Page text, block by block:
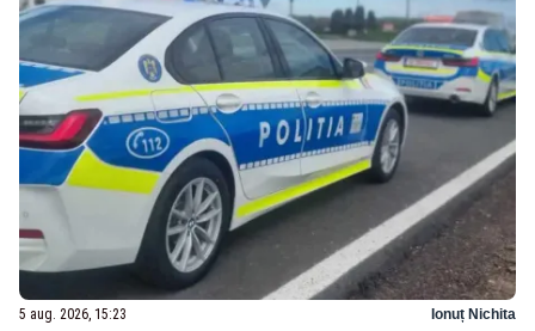
5 aug. 2026, 15:23 Ionuț Nichita